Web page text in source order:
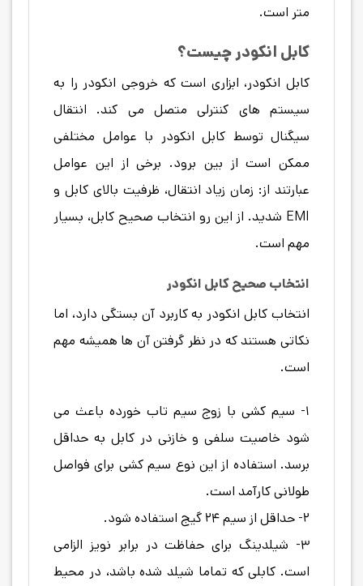
متر است.
کابل انکودر چیست؟
کابل انکودر، ابزاری است که خروجی انکودر را به
سیستم های کنترلی متصل می کند. انتقال
سیگنال توسط کابل انکودر با عوامل مختلفی
ممکن است از بین برود. برخی از این عوامل
عبارتند از: زمان زیاد انتقال، ظرفیت بالای کابل و
EMI شدید. از این رو انتخاب صحیح کابل، بسیار
مهم است.
انتخاب صحیح کابل انکودر
انتخاب کابل انکودر به کاربرد آن بستگی دارد، اما
نکاتی هستند که در نظر گرفتن آن ها همیشه مهم
است.
۱- سیم کشی با زوج سیم تاب خورده باعث می
شود خاصیت سلفی و خازنی در کابل به حداقل
برسد. استفاده از این نوع سیم کشی برای فواصل
طولانی کارآمد است.
۲- حداقل از سیم ۲۴ گیج استفاده شود.
۳- شیلدینگ برای حفاظت در برابر نویز الزامی
است. کابلی که تماما شیلد شده باشد، در محیط